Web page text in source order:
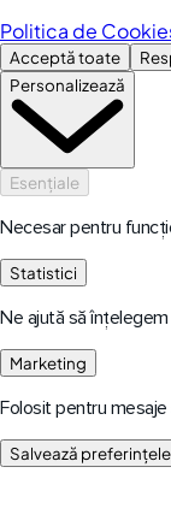
Politica de
Acceptă toate
Personalizează
Esențiale
Necesar pentru
Statistici
Ne ajută să
Marketing
Folosit pentru
Salvează preferințele